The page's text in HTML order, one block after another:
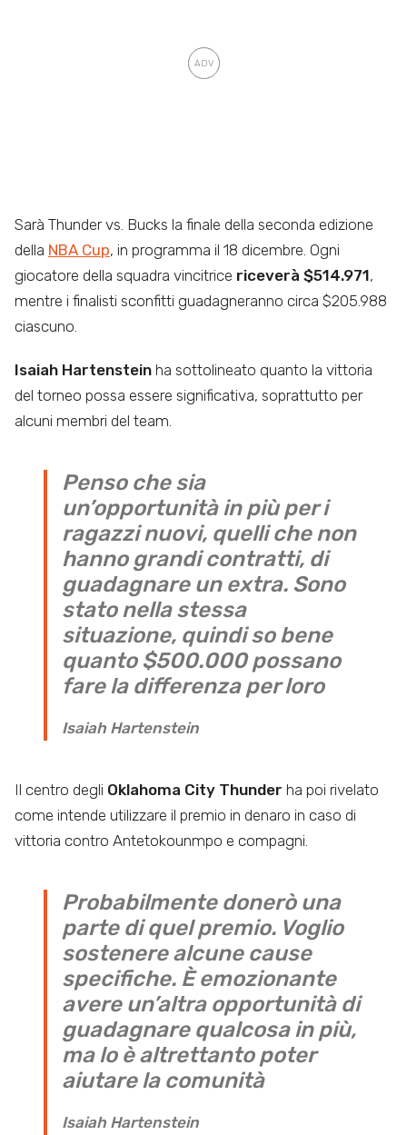
Sarà Thunder vs. Bucks la finale della seconda edizione
della NBA Cup, in programma il 18 dicembre. Ogni
giocatore della squadra vincitrice riceverà $514.971,
mentre i finalisti sconfitti guadagneranno circa $205.988
ciascuno.
Isaiah Hartenstein ha sottolineato quanto la vittoria
del torneo possa essere significativa, soprattutto per
alcuni membri del team.
Penso che sia
un’opportunità in più per i
ragazzi nuovi, quelli che non
hanno grandi contratti, di
guadagnare un extra. Sono
stato nella stessa
situazione, quindi so bene
quanto $500.000 possano
fare la differenza per loro
Isaiah Hartenstein
Il centro degli Oklahoma City Thunder ha poi rivelato
come intende utilizzare il premio in denaro in caso di
vittoria contro Antetokounmpo e compagni.
Probabilmente donerò una
parte di quel premio. Voglio
sostenere alcune cause
specifiche. È emozionante
avere un’altra opportunità di
guadagnare qualcosa in più,
ma lo è altrettanto poter
aiutare la comunità
Isaiah Hartenstein